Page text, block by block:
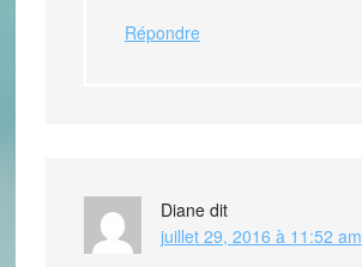
Répondre
Diane dit
juillet 29, 2016 à 11:52 am